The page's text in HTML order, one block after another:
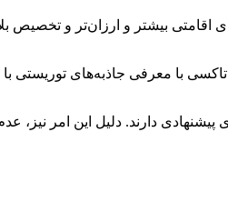
بیشتر و ارزان‌تر و
با معرفی جاذبه‌های
دارند. دلیل این امر نیز،